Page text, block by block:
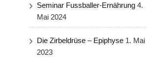
Seminar Fussballer-Ernährung 4.
Mai 2024
Die Zirbeldrüse – Epiphyse 1. Mai
2023